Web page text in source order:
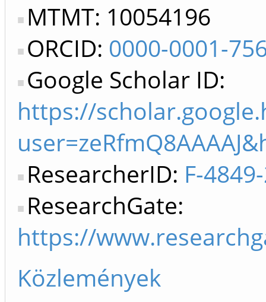
MTMT: 10054196
ORCID: 0000-0001-
Google Scholar ID:
https://
ResearcherID: F-
ResearchGate:
https://
Közlemények